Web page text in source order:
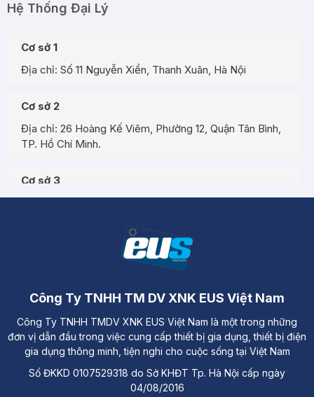
Hệ Thống Đại Lý
Cơ sở 1
Địa chỉ: Số 11 Nguyễn Xiển, Thanh Xuân, Hà Nội
Cơ sở 2
Địa chỉ: 26 Hoàng Kế Viêm, Phường 12, Quận Tân Bình,
TP. Hồ Chí Minh.
Cơ sở 3
Công Ty TNHH TM DV XNK EUS Việt Nam
Công Ty TNHH TMDV XNK EUS Việt Nam là một trong những
đơn vị dẫn đầu trong việc cung cấp thiết bị gia dụng, thiết bị điện
gia dụng thông minh, tiện nghi cho cuộc sống tại Việt Nam
Số ĐKKD 0107529318 do Sở KHĐT Tp. Hà Nội cấp ngày
04/08/2016